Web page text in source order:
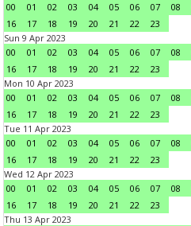
00
01 02 03 04 05 06 07 08
16
17 18 19 20 21 22
23
Sun 9 Apr 2023
00
01 02 03 04 05 06 07 08
16
17 18 19 20 21 22
23
Mon 10 Apr 2023
00
01 02 03 04 05 06 07 08
16
17 18 19 20 21 22
23
Tue 11 Apr 2023
00
01 02 03 04 05 06 07 08
16
17 18 19 20 21 22
23
Wed 12 Apr 2023
00
01 02 03 04 05 06 07 08
16
17 18 19 20 21 22
23
Thu 13 Apr 2023